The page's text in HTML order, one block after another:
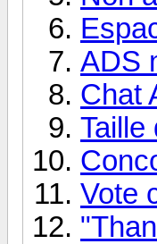
ADS
Chat
Taille
Vote